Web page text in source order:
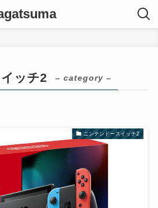
ッチ2 – category –
ニンテンドースイッチ2